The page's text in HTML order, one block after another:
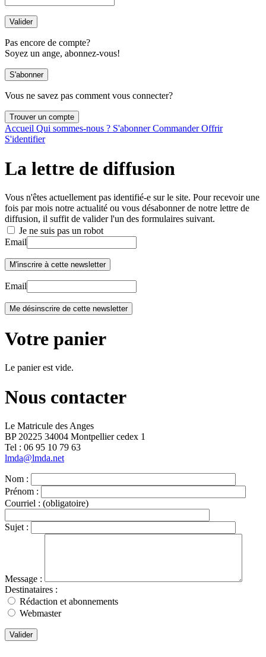
Pas encore de compte?
Soyez un ange, abonnez-vous!
Vous ne savez pas comment vous connecter?
Accueil Qui sommes-nous ? S'abonnerCommanderOffrir
S'identifier
La lettre de diffusion
Vous n'êtes actuellement pas identifié-e sur le site. Pour recevoir une
fois par mois notre actualité ou vous désabonner de notre lettre de
diffusion, il suffit de valider l'un des formulaires suivant.
Je ne suis pas un robot
Email
Email
Votre panier
Le panier est vide.
Nous contacter
Le Matricule des Anges
BP 20225 34004 Montpellier cedex 1
Tel : ‭06 95 10 79 63
lmda@lmda.net
Nom :
Prénom :
Courriel : (obligatoire)
Sujet :
Message :
Destinataires :
Rédaction et abonnements
Webmaster
Valider